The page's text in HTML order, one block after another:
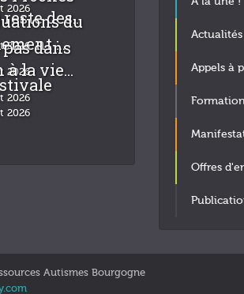
2026
des...
2026
du
:...
2026
dans
à la vie...
2026
2026
Appels à
Offres
Autismes Bourgogne